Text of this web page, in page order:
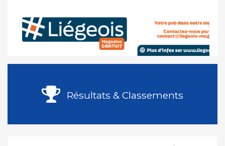
Résultats & Classements